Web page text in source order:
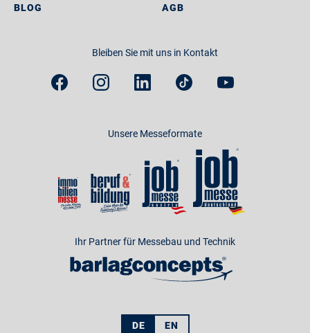
BLOG AGB
Bleiben Sie mit uns in Kontakt
Unsere Messeformate
Ihr Partner für Messebau und Technik
DE EN